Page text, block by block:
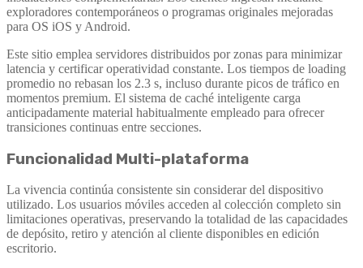
exploradores contemporáneos o programas originales mejoradas
para OS iOS y Android.
Este sitio emplea servidores distribuidos por zonas para minimizar
latencia y certificar operatividad constante. Los tiempos de loading
promedio no rebasan los 2.3 s, incluso durante picos de tráfico en
momentos premium. El sistema de caché inteligente carga
anticipadamente material habitualmente empleado para ofrecer
transiciones continuas entre secciones.
Funcionalidad Multi-plataforma
La vivencia continúa consistente sin considerar del dispositivo
utilizado. Los usuarios móviles acceden al colección completo sin
limitaciones operativas, preservando la totalidad de las capacidades
de depósito, retiro y atención al cliente disponibles en edición
escritorio.